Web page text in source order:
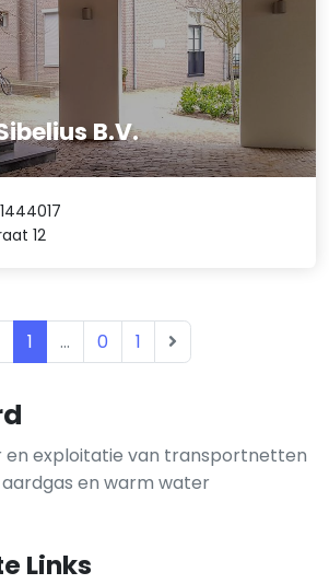
en exploitatie van transportnetten
en warm water
Links
B.V.
12
1 ... 0 1